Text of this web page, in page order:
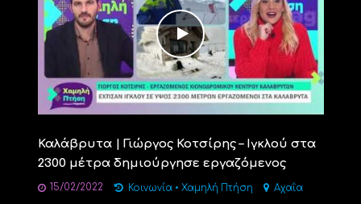
Καλάβρυτα | Γιώργος Κοτσίρης – Ιγκλού στα
2300 μέτρα δημιούργησε εργαζόμενος
15/02/2022 Κοινωνία • Χαμηλή Πτήση Αχαΐα